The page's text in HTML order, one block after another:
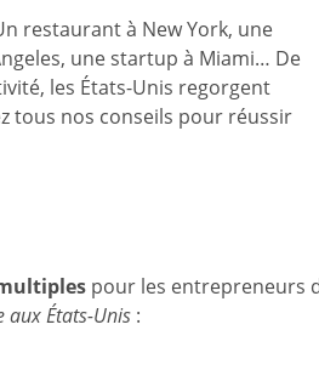
restaurant à New York, une
une startup à Miami… De
les États-Unis regorgent
tous nos conseils pour réussir
pour les entrepreneurs
aux États-Unis :